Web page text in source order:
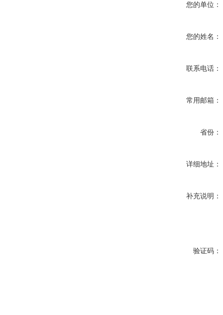
您的单位：
您的姓名：
联系电话：
常用邮箱：
省份：
详细地址：
补充说明：
验证码：